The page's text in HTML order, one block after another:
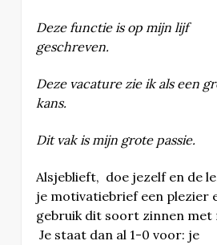
Deze functie is op mijn lijf
geschreven.
Deze vacature zie ik als een
kans.
Dit vak is mijn grote passie.
Alsjeblieft, doe jezelf en de
je motivatiebrief een plezier
gebruik dit soort zinnen met
Je staat dan al 1-0 voor: je